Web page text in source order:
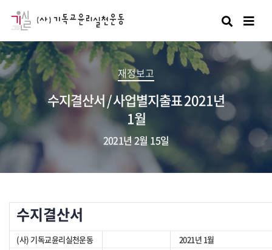
검색
재정보고
수지결산서 / 사업별지출표 2021년
1월
2021년 2월 15일
수지결산서
(사) 기독교윤리실천운동
2021년 1월